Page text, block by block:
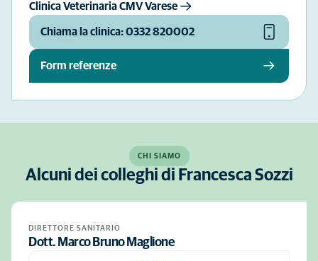
Clinica Veterinaria CMV Varese
Chiama la clinica: 0332 820002
Form referenze
CHI SIAMO
Alcuni dei colleghi di Francesca Sozzi
DIRETTORE SANITARIO
Dott. Marco Bruno Maglione